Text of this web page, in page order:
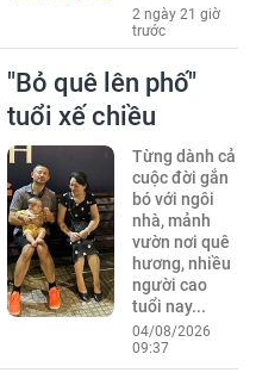
2 ngày 21 giờ
trước
"Bỏ quê lên phố"
tuổi xế chiều
Từng dành cả
cuộc đời gắn
bó với ngôi
nhà, mảnh
vườn nơi quê
hương, nhiều
người cao
tuổi nay...
04/08/2026
09:37